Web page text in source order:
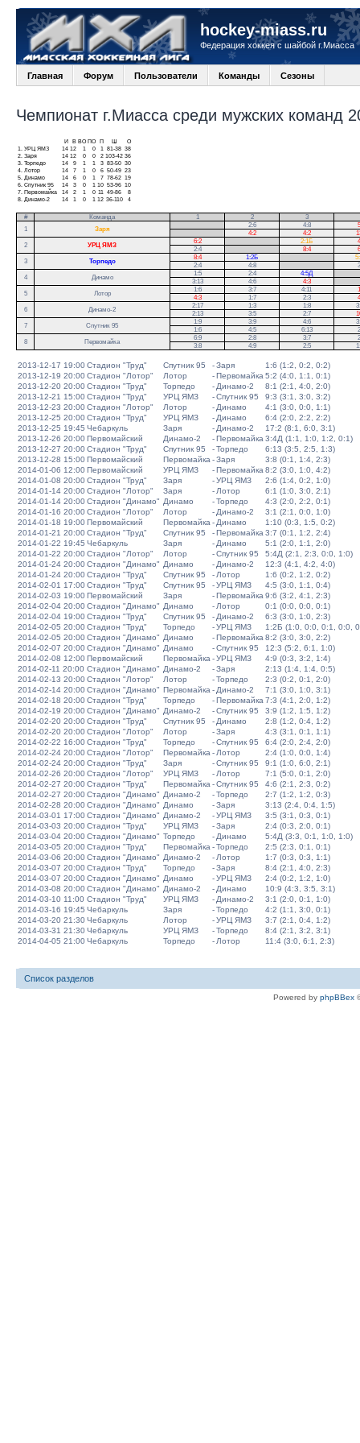
hockey-miass.ru
Федерация хоккея с шайбой г.Миасса
Главная Форум Пользователи Команды Сезоны
Чемпионат г.Миасса среди мужских команд
И В ВО ПО П
О
1.
УРЦ ЯМЗ 14 12 1 0 1 81-38 38
2. Заря 14 12 0 0 2 103-42 36
3. Торпедо 14 9 1 1 3 83-50 30
4. Лотор 14 7 1 0 6 50-49 23
5.
Динамо 14 6 0 1 7 78-62 19
6. Спутник 95 14 3 0 1 10 53-96 10
7.
Первомайка 14 2 1 0 11 49-86
8
8.
Динамо-2 14 1 0 1 12 36-110 4
# Команда 1 2 3
1
Заря
2:6 4:8
4:2 4:2
2
УРЦ ЯМЗ
6:2 2:1Б
2:4
8:4
3
Торпедо
8:4 1:2Б
2:4
4:8
4
Динамо
1:5 2:4 4:5Д
3:13
4:6 4:3
5
Лотор
1:6 3:7 4:11
4:3
1:7 2:3
6
Динамо-2
2:17 1:3 1:8
2:13
3:5 2:7
7
Спутник 95
1:9 3:9 4:6
1:6
4:5 6:13
8
Первомайка
6:9 2:8 3:7
3:8
4:9 2:5
2013-12-17 19:00Стадион "Труд" Спутник 95 -Заря
1:6 (1:2, 0:2, 0:2)
2013-12-19 20:00Стадион "Лотор" Лотор -Первомайка 5:2 (4:0, 1:1, 0:1)
2013-12-20 20:00Стадион "Труд" Торпедо - Динамо-2
8:1 (2:1, 4:0, 2:0)
2013-12-21 15:00Стадион "Труд" УРЦ ЯМЗ -Спутник 95
9:3 (3:1, 3:0, 3:2)
2013-12-23 20:00Стадион "Лотор" Лотор - Динамо
4:1 (3:0, 0:0, 1:1)
2013-12-25 20:00Стадион "Труд" УРЦ ЯМЗ - Динамо
6:4 (2:0, 2:2, 2:2)
2013-12-25 19:45 Чебаркуль Заря - Динамо-2
17:2 (8:1, 6:0, 3:1)
2013-12-26 20:00Первомайский Динамо-2 -Первомайка 3:4Д (1:1, 1:0, 1:2, 0:1)
2013-12-27 20:00Стадион "Труд" Спутник 95 -Торпедо
6:13 (3:5, 2:5, 1:3)
2013-12-28 15:00Первомайский Первомайка -Заря
3:8 (0:1, 1:4, 2:3)
2014-01-06 12:00Первомайский УРЦ ЯМЗ -Первомайка 8:2 (3:0, 1:0, 4:2)
2014-01-08 20:00Стадион "Труд" Заря -УРЦ ЯМЗ
2:6 (1:4, 0:2, 1:0)
2014-01-14 20:00Стадион "Лотор" Заря - Лотор
6:1 (1:0, 3:0, 2:1)
2014-01-14 20:00Стадион "Динамо" Динамо -Торпедо
4:3 (2:0, 2:2, 0:1)
2014-01-16 20:00Стадион "Лотор" Лотор - Динамо-2
3:1 (2:1, 0:0, 1:0)
2014-01-18 19:00Первомайский Первомайка - Динамо
1:10 (0:3, 1:5, 0:2)
2014-01-21 20:00Стадион "Труд" Спутник 95 -Первомайка 3:7 (0:1, 1:2, 2:4)
2014-01-22 19:45 Чебаркуль Заря - Динамо
5:1 (2:0, 1:1, 2:0)
2014-01-22 20:00Стадион "Лотор" Лотор -Спутник 95
5:4Д (2:1, 2:3, 0:0, 1:0)
2014-01-24 20:00Стадион "Динамо" Динамо - Динамо-2
12:3 (4:1, 4:2, 4:0)
2014-01-24 20:00Стадион "Труд" Спутник 95 - Лотор
1:6 (0:2, 1:2, 0:2)
2014-02-01 17:00Стадион "Труд" Спутник 95 -УРЦ ЯМЗ
4:5 (3:0, 1:1, 0:4)
2014-02-03 19:00Первомайский Заря -Первомайка 9:6 (3:2, 4:1, 2:3)
2014-02-04 20:00Стадион "Динамо" Динамо - Лотор
0:1 (0:0, 0:0, 0:1)
2014-02-04 19:00Стадион "Труд" Спутник 95 - Динамо-2
6:3 (3:0, 1:0, 2:3)
2014-02-05 20:00Стадион "Труд" Торпедо -УРЦ ЯМЗ
1:2Б (1:0, 0:0, 0:1, 0:0,
2014-02-05 20:00Стадион "Динамо" Динамо -Первомайка 8:2 (3:0, 3:0, 2:2)
2014-02-07 20:00Стадион "Динамо" Динамо -Спутник 95
12:3 (5:2, 6:1, 1:0)
2014-02-08 12:00Первомайский Первомайка -УРЦ ЯМЗ
4:9 (0:3, 3:2, 1:4)
2014-02-11 20:00 Стадион "Динамо" Динамо-2 -Заря
2:13 (1:4, 1:4, 0:5)
2014-02-13 20:00Стадион "Лотор" Лотор -Торпедо
2:3 (0:2, 0:1, 2:0)
2014-02-14 20:00Стадион "Динамо" Первомайка - Динамо-2
7:1 (3:0, 1:0, 3:1)
2014-02-18 20:00Стадион "Труд" Торпедо -Первомайка 7:3 (4:1, 2:0, 1:2)
2014-02-19 20:00Стадион "Динамо" Динамо-2 -Спутник 95
3:9 (1:2, 1:5, 1:2)
2014-02-20 20:00Стадион "Труд" Спутник 95 - Динамо
2:8 (1:2, 0:4, 1:2)
2014-02-20 20:00Стадион "Лотор" Лотор -Заря
4:3 (3:1, 0:1, 1:1)
2014-02-22 16:00Стадион "Труд" Торпедо -Спутник 95
6:4 (2:0, 2:4, 2:0)
2014-02-24 20:00Стадион "Лотор" Первомайка - Лотор
2:4 (1:0, 0:0, 1:4)
2014-02-24 20:00Стадион "Труд" Заря -Спутник 95
9:1 (1:0, 6:0, 2:1)
2014-02-26 20:00Стадион "Лотор" УРЦ ЯМЗ - Лотор
7:1 (5:0, 0:1, 2:0)
2014-02-27 20:00Стадион "Труд" Первомайка -Спутник 95
4:6 (2:1, 2:3, 0:2)
2014-02-27 20:00Стадион "Динамо" Динамо-2 -Торпедо
2:7 (1:2, 1:2, 0:3)
2014-02-28 20:00Стадион "Динамо" Динамо -Заря
3:13 (2:4, 0:4, 1:5)
2014-03-01 17:00Стадион "Динамо" Динамо-2 -УРЦ ЯМЗ
3:5 (3:1, 0:3, 0:1)
2014-03-03 20:00Стадион "Труд" УРЦ ЯМЗ -Заря
2:4 (0:3, 2:0, 0:1)
2014-03-04 20:00Стадион "Динамо" Торпедо - Динамо
5:4Д (3:3, 0:1, 1:0, 1:0)
2014-03-05 20:00Стадион "Труд" Первомайка -Торпедо
2:5 (2:3, 0:1, 0:1)
2014-03-06 20:00Стадион "Динамо" Динамо-2 - Лотор
1:7 (0:3, 0:3, 1:1)
2014-03-07 20:00Стадион "Труд" Торпедо -Заря
8:4 (2:1, 4:0, 2:3)
2014-03-07 20:00Стадион "Динамо" Динамо -УРЦ ЯМЗ
2:4 (0:2, 1:2, 1:0)
2014-03-08 20:00Стадион "Динамо" Динамо-2 - Динамо
10:9 (4:3, 3:5, 3:1)
2014-03-10 11:00 Стадион "Труд" УРЦ ЯМЗ - Динамо-2
3:1 (2:0, 0:1, 1:0)
2014-03-16 19:45 Чебаркуль Заря -Торпедо
4:2 (1:1, 3:0, 0:1)
2014-03-20 21:30Чебаркуль Лотор -УРЦ ЯМЗ
3:7 (2:1, 0:4, 1:2)
2014-03-31 21:30Чебаркуль УРЦ ЯМЗ -Торпедо
8:4 (2:1, 3:2, 3:1)
2014-04-05 21:00Чебаркуль Торпедо - Лотор 11:4 (3:0, 6:1, 2:3)
Список разделов
Powered by phpBBex